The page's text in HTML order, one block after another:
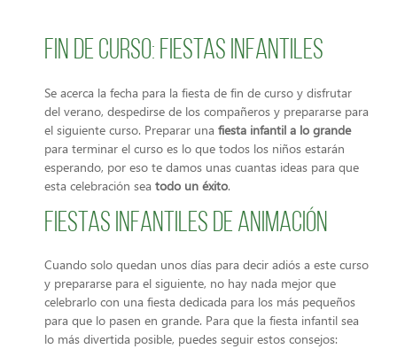
Fin de curso: fiestas infantiles
Se acerca la fecha para la fiesta de fin de curso y disfrutar
del verano, despedirse de los compañeros y prepararse para
el siguiente curso. Preparar una fiesta infantil a lo grande
para terminar el curso es lo que todos los niños estarán
esperando, por eso te damos unas cuantas ideas para que
esta celebración sea todo un éxito.
Fiestas infantiles de animación
Cuando solo quedan unos días para decir adiós a este curso
y prepararse para el siguiente, no hay nada mejor que
celebrarlo con una fiesta dedicada para los más pequeños
para que lo pasen en grande. Para que la fiesta infantil sea
lo más divertida posible, puedes seguir estos consejos: